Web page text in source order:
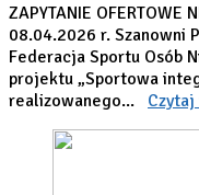
ZAPYTANIE
08.04.2026 r. Szanowni
Federacja Sportu Osób
projektu „Sportowa
realizowanego...